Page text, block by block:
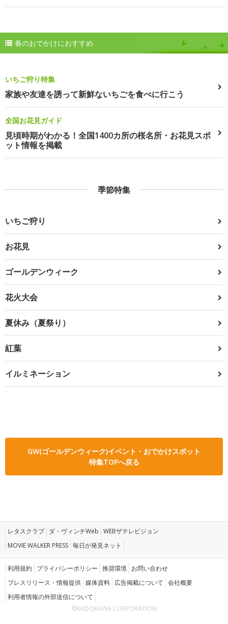
春のおでかけにおすすめ
いちご狩り特集
家族や友達を誘って新鮮ないちごを食べに行こう
全国お花見ガイド
見頃時期がわかる！全国1400カ所の桜名所・お花見スポ
ット情報を掲載
季節特集
いちご狩り
お花見
ゴールデンウィーク
花火大会
夏休み（夏祭り）
紅葉
イルミネーション
GW(ゴールデンウィーク)イベント・おでかけスポット
特集TOPへ戻る
レタスクラブ ダ・ヴィンチWeb WEBザテレビジョン
MOVIE WALKER PRESS 毎日が発見ネット
利用規約 プライバシーポリシー 推奨環境 お問い合わせ
プレスリリース・情報提供 媒体資料 広告掲載について 会社概要
利用者情報の外部送信について
©KADOKAWA CORPORATION